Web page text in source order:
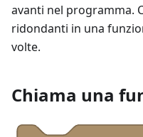
avanti nel programma.
ridondanti in una
volte.
Chiama una